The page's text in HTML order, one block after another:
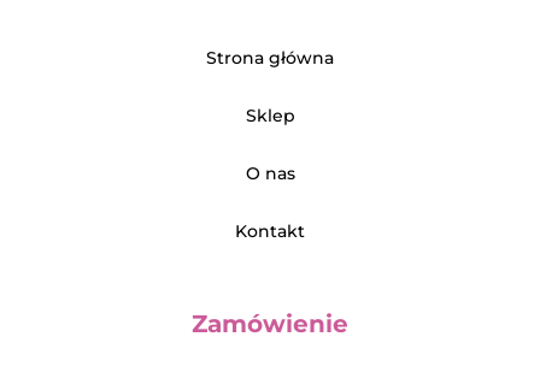
Strona główna
Sklep
O nas
Kontakt
Zamówienie